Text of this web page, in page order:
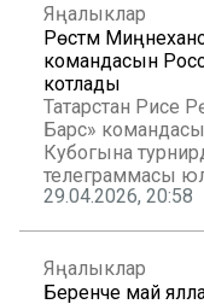
Яңалыклар
Рөстәм
командасын
котлады
Татарстан Рәисе
Барс»
Кубогына
телеграммасы
29.04.2026, 20:58
Яңалыклар
Беренче май